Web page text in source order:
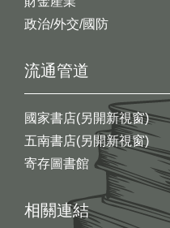
政治/外交/國防
流通管道
國家書店(另開新視窗)
五南書店(另開新視窗)
寄存圖書館
相關連結